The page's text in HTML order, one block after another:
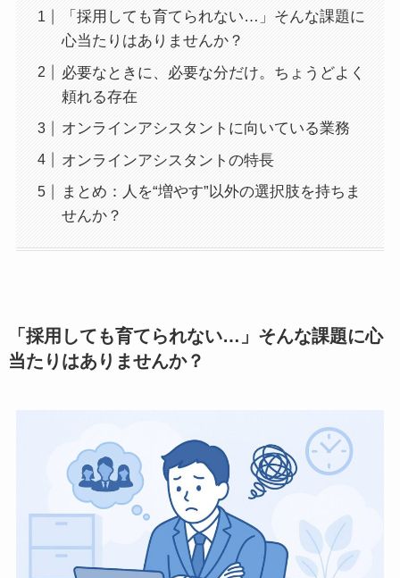
「採用しても育てられない…」そんな課題に
心当たりはありませんか？
必要なときに、必要な分だけ。ちょうどよく
頼れる存在
オンラインアシスタントに向いている業務
オンラインアシスタントの特長
まとめ：人を“増やす”以外の選択肢を持ちま
せんか？
「採用しても育てられない…」そんな課題に心
当たりはありませんか？